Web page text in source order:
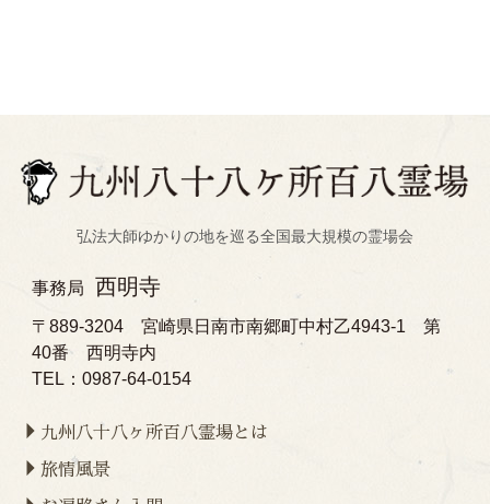
弘法大師ゆかりの地を巡る全国最大規模の霊場会
事務局 西明寺
〒889-3204 宮崎県日南市南郷町中村乙4943-1 第
40番 西明寺内
TEL：0987-64-0154
九州八十八ヶ所百八霊場とは
旅情風景